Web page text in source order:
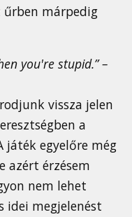
űrben márpedig
you're stupid.” –
vissza jelen
a
játék egyelőre még
azért érzésem
nem lehet
idei megjelenést